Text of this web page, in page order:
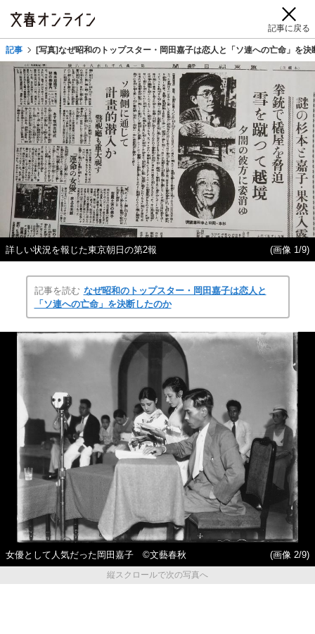
記事に戻る
記事 [写真]なぜ昭和のトップスター・岡田嘉子は恋人と「ソ連への亡命」を決
詳しい状況を報じた東京朝日の第2報 (画像 1/9)
記事を読む なぜ昭和のトップスター・岡田嘉子は恋人と
「ソ連への亡命」を決断したのか
女優として人気だった岡田嘉子 ©文藝春秋
(画像 2/9)
縦スクロールで次の写真へ